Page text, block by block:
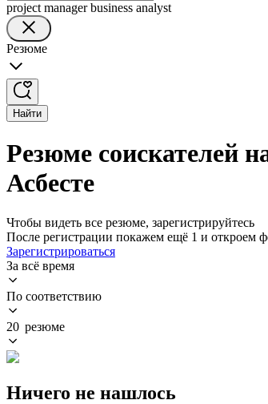
project manager business analyst
Резюме
Найти
Резюме соискателей
Асбесте
Чтобы видеть все резюме, зарегистрируйтесь
После регистрации покажем ещё 1 и откроем
Зарегистрироваться
За всё время
По соответствию
20 резюме
Ничего не нашлось